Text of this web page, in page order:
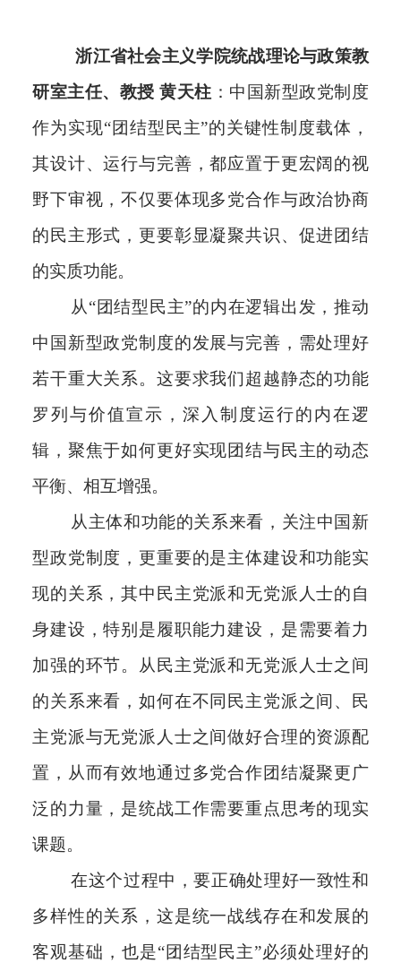
浙江省社会主义学院统战理论与政策教
研室主任、教授 黄天柱 ：中国新型政党制度
作为实现“团结型民主”的关键性制度载体，
其设计、运行与完善，都应置于更宏阔的视
野下审视，不仅要体现多党合作与政治协商
的民主形式，更要彰显凝聚共识、促进团结
的实质功能。
从“团结型民主”的内在逻辑出发，推动
中国新型政党制度的发展与完善，需处理好
若干重大关系。这要求我们超越静态的功能
罗列与价值宣示，深入制度运行的内在逻
辑，聚焦于如何更好实现团结与民主的动态
平衡、相互增强。
从主体和功能的关系来看，关注中国新
型政党制度，更重要的是主体建设和功能实
现的关系，其中民主党派和无党派人士的自
身建设，特别是履职能力建设，是需要着力
加强的环节。从民主党派和无党派人士之间
的关系来看，如何在不同民主党派之间、民
主党派与无党派人士之间做好合理的资源配
置，从而有效地通过多党合作团结凝聚更广
泛的力量，是统战工作需要重点思考的现实
课题。
在这个过程中，要正确处理好一致性和
多样性的关系，这是统一战线存在和发展的
客观基础，也是“团结型民主”必须处理好的